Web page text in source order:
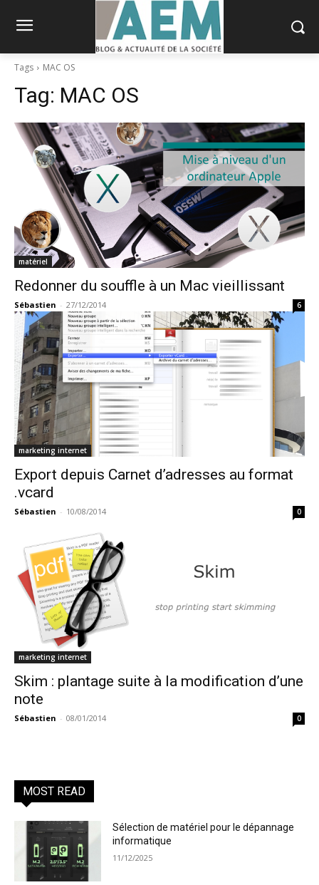
Tags MAC OS
Tag: MAC OS
matériel
Redonner du souffle à un Mac vieillissant
Sébastien - 27/12/2014 6
marketing internet
Export depuis Carnet d’adresses au format
.vcard
Sébastien - 10/08/2014 0
marketing internet
Skim : plantage suite à la modification d’une
note
Sébastien - 08/01/2014 0
MOST READ
Sélection de matériel pour le dépannage
informatique
11/12/2025